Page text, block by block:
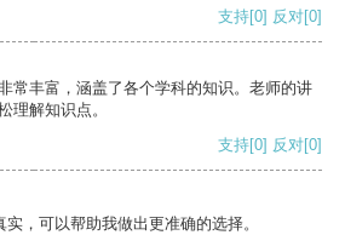
支持[0] 反对[0]
常丰富，涵盖了各个学科的知识。老师的讲
理解知识点。
支持[0] 反对[0]
，可以帮助我做出更准确的选择。